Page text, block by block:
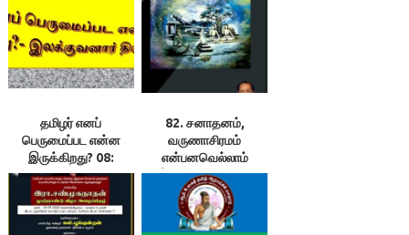
தமிழர் எனப்
பெருமைப்பட என்ன
இருக்கிறது? 08:
வீட்டிலும் ஏட்டிலும்
தமிழைத் தொலைக்கும்
நாம் : இலக்குவனார்
திருவள்ளுவன்
82. சனாதனம்,
வருணாசிரமம்
என்பனவெல்லாம்
இப்பொழுது எங்கே
உள்ளது எனக் கேட்பது
சரிதானா? –
இலக்குவனார்